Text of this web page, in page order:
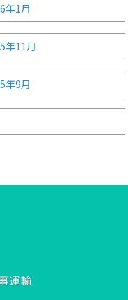
年1月
年11月
年9月